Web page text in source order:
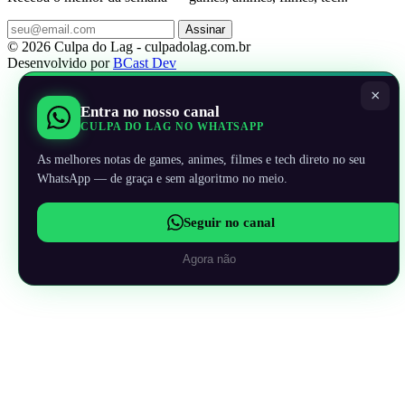
Assinar
© 2026 Culpa do Lag - culpadolag.com.br
Desenvolvido porBCast Dev
×
Entra no nosso canal
CULPA DO LAG NO WHATSAPP
As melhores notas de games, animes, filmes e tech direto no seu
WhatsApp — de graça e sem algoritmo no meio.
Seguir no canal
Agora não